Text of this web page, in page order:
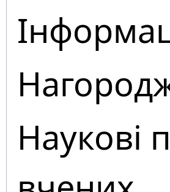
Наукові